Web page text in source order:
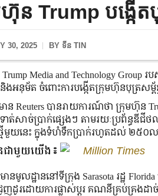
ន Trump បង្កើត
30, 2025 BY ទីន TIN
Media and Technology Group
ងអនុម័ត ចំពោះការបង្កើតក្រុមហ៊ុនបុត្រសម្ព័
ន Reuters បានរាយការណ៍ថា ក្រុមហ៊ុន
ទាត់សាច់ប្រាក់ផ្សេងៗ តាមរយៈប្រព័ន្ធ
មួយនេះ ក្នុងទំហំទឹកប្រាក់រហូតដល់ ២៥០លា
ជាមួយយើង៖ Million Times
នមូលដ្ឋាននៅទីក្រុង Sarasota រដ្ឋ
ដូរដោយការផ្លាស់ប្តូរ គណនីគ្រប់គ្រងដា